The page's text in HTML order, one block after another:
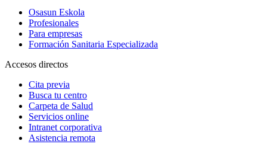
Osasun Eskola
Profesionales
Para empresas
Formación Sanitaria Especializada
Accesos directos
Cita previa
Busca tu centro
Carpeta de Salud
Servicios online
Intranet corporativa
Asistencia remota